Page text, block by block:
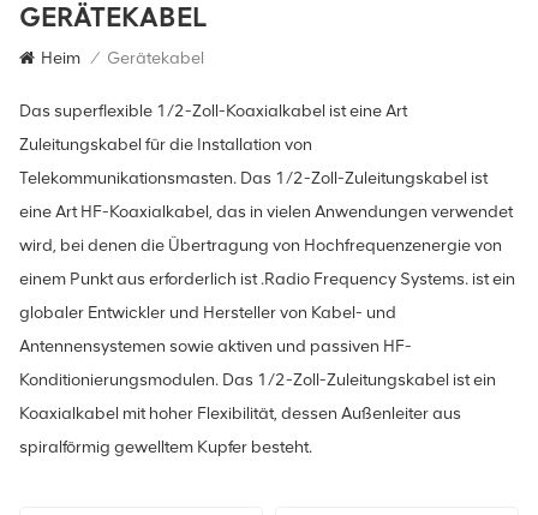
GERÄTEKABEL
Heim / Gerätekabel
Das superflexible 1/2-Zoll-Koaxialkabel ist eine Art
Zuleitungskabel für die Installation von
Telekommunikationsmasten. Das 1/2-Zoll-Zuleitungskabel ist
eine Art HF-Koaxialkabel, das in vielen Anwendungen verwendet
wird, bei denen die Übertragung von Hochfrequenzenergie von
einem Punkt aus erforderlich ist .Radio Frequency Systems. ist ein
globaler Entwickler und Hersteller von Kabel- und
Antennensystemen sowie aktiven und passiven HF-
Konditionierungsmodulen. Das 1/2-Zoll-Zuleitungskabel ist ein
Koaxialkabel mit hoher Flexibilität, dessen Außenleiter aus
spiralförmig gewelltem Kupfer besteht.